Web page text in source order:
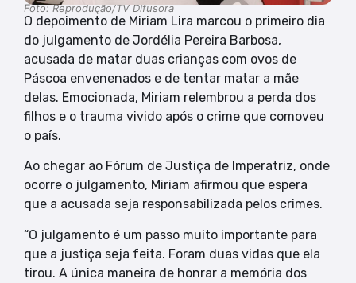
Foto: Reprodução/TV Difusora
O depoimento de Miriam Lira marcou o primeiro dia
do julgamento de Jordélia Pereira Barbosa,
acusada de matar duas crianças com ovos de
Páscoa envenenados e de tentar matar a mãe
delas. Emocionada, Miriam relembrou a perda dos
filhos e o trauma vivido após o crime que comoveu
o país.
Ao chegar ao Fórum de Justiça de Imperatriz, onde
ocorre o julgamento, Miriam afirmou que espera
que a acusada seja responsabilizada pelos crimes.
“O julgamento é um passo muito importante para
que a justiça seja feita. Foram duas vidas que ela
tirou. A única maneira de honrar a memória dos